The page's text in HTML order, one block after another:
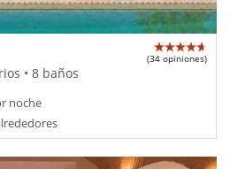
(34 opiniones)
• 8 baños
noche